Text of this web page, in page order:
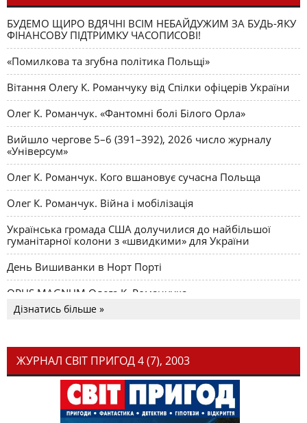
БУДЕМО ЩИРО ВДЯЧНІ ВСІМ НЕБАЙДУЖИМ ЗА БУДЬ-ЯКУ
ФІНАНСОВУ ПІДТРИМКУ ЧАСОПИСОВІ!
«Помилкова та згубна політика Польщі»
Вітання Олегу К. Романчуку від Спілки офіцерів України
Олег К. Романчук. «Фантомні болі Білого Орла»
Вийшло чергове 5–6 (391–392), 2026 число журналу
«Універсум»
Олег К. Романчук. Кого вшановує сучасна Польща
Олег К. Романчук. Війна і мобілізація
Українська громада США долучилися до найбільшої
гуманітарної колони з «швидкими» для України
День Вишиванки в Норт Порті
OPUS MAGNUM Олега К. Романчука
Дізнатись більше »
ЖУРНАЛ СВІТ ПРИГОД 4 (7), 2003